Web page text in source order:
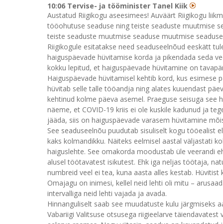
10:06 Tervise- ja tööminister Tanel Kiik
Austatud Riigikogu aseesimees! Auväärt Riigikogu
tööohutuse seaduse ning teiste seaduste muutmise
teiste seaduste muutmise seaduse muutmise
Riigikogule esitatakse need seaduseelnõud eeskätt
haiguspäevade hüvitamise korda ja pikendada seda
kokku lepitud, et haiguspäevade hüvitamine on
Haiguspäevade hüvitamisel kehtib kord, kus esimese
hüvitab selle talle tööandja ning alates kuuendast
kehtinud kolme päeva asemel. Praeguse seisuga
näeme, et COVID-19 kriis ei ole kuskile kadunud ja
jääda, siis on haiguspäevade varasem hüvitamine
See seaduseelnõu puudutab sisuliselt kogu tööealist
kaks kolmandikku. Näiteks eelmisel aastal väljastati
haiguslehte. See omakorda moodustab üle veerandi
alusel töötavatest isikutest. Ehk iga neljas töötaja,
numbreid veel ei tea, kuna aasta alles kestab.
Omajagu on inimesi, kellel neid lehti oli mitu –
intervalliga neid lehti vajada ja avada.
Hinnanguliselt saab see muudatuste kulu
Vabariigi Valitsuse otsusega riigieelarve